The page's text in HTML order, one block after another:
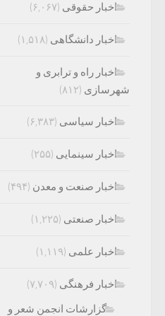
اخبار حقوقی (۶,۰۶۷)
اخبار دانشگاهی (۱,۵۱۸)
اخبار راه و ترابری و
شهرسازی (۸۱۲)
اخبار سیاسی (۶,۳۸۳)
اخبار سینمایی (۲۵۵)
اخبار صنعت و معدن (۴۹۴)
اخبار صنعتی (۱,۲۲۵)
اخبار علمی (۱,۱۱۹)
اخبار فرهنگی (۷,۷۰۹)
گزارشات انجمن شعر و